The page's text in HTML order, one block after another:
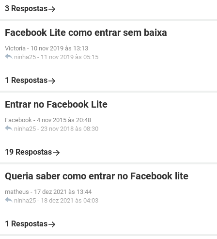
3 Respostas
Facebook Lite como entrar sem baixa
Victoria - 10 nov 2019 às 13:13
ninha25 - 11 nov 2019 às 05:15
1 Respostas
Entrar no Facebook Lite
Facebook - 4 nov 2015 às 20:48
ninha25 - 23 nov 2018 às 08:30
19 Respostas
Queria saber como entrar no Facebook lite
matheus - 17 dez 2021 às 13:44
ninha25 - 18 dez 2021 às 04:03
1 Respostas